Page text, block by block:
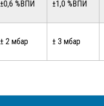
±0,6 %ВПИ ±1,0 %ВПИ
± 2 мбар ± 3 мбар